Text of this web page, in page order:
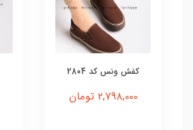
کفش ونس کد 2804
2,798,000 تومان